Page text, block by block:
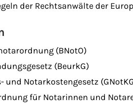
der Rechtsanwälte der
(BNotO)
(BeurkG)
und Notarkostengesetz
für Notarinnen und